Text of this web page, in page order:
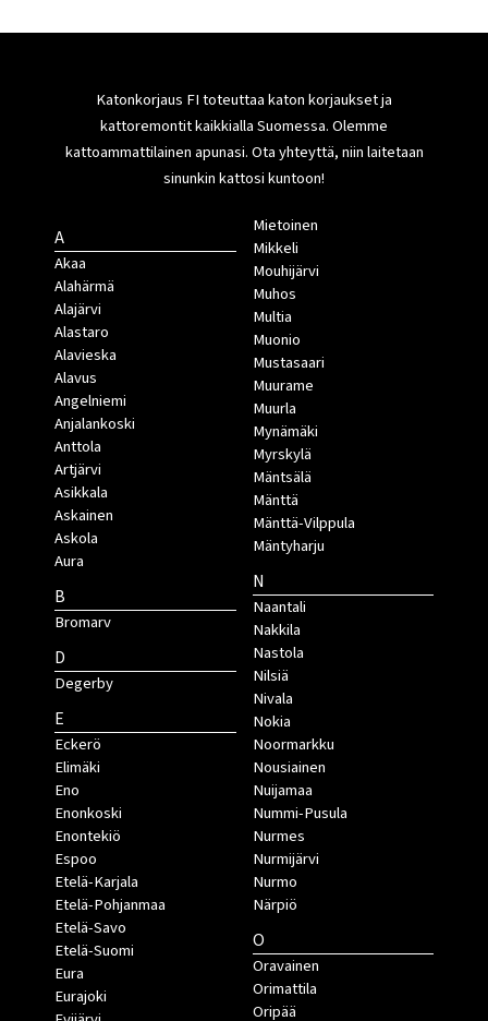
Katonkorjaus FI toteuttaa katon korjaukset ja
kattoremontit kaikkialla Suomessa. Olemme
kattoammattilainen apunasi. Ota yhteyttä, niin laitetaan
sinunkin kattosi kuntoon!
A
Akaa
Alahärmä
Alajärvi
Alastaro
Alavieska
Alavus
Angelniemi
Anjalankoski
Anttola
Artjärvi
Asikkala
Askainen
Askola
Aura
B
Bromarv
D
Degerby
E
Eckerö
Elimäki
Eno
Enonkoski
Enontekiö
Espoo
Etelä-Karjala
Etelä-Pohjanmaa
Etelä-Savo
Etelä-Suomi
Eura
Eurajoki
Mietoinen
Mikkeli
Mouhijärvi
Muhos
Multia
Muonio
Mustasaari
Muurame
Muurla
Mynämäki
Myrskylä
Mäntsälä
Mänttä
Mänttä-Vilppula
Mäntyharju
N
Naantali
Nakkila
Nastola
Nilsiä
Nivala
Nokia
Noormarkku
Nousiainen
Nuijamaa
Nummi-Pusula
Nurmes
Nurmijärvi
Nurmo
Närpiö
O
Oravainen
Orimattila
Oripää